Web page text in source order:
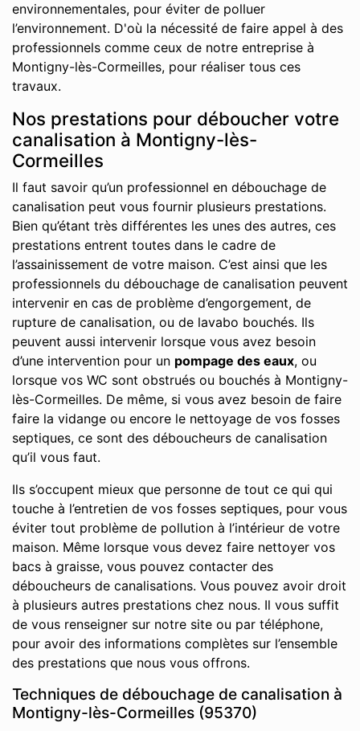
environnementales, pour éviter de polluer
l’environnement. D'où la nécessité de faire appel à des
professionnels comme ceux de notre entreprise à
Montigny-lès-Cormeilles, pour réaliser tous ces
travaux.
Nos prestations pour déboucher votre
canalisation à Montigny-lès-
Cormeilles
Il faut savoir qu’un professionnel en débouchage de
canalisation peut vous fournir plusieurs prestations.
Bien qu’étant très différentes les unes des autres, ces
prestations entrent toutes dans le cadre de
l’assainissement de votre maison. C’est ainsi que les
professionnels du débouchage de canalisation peuvent
intervenir en cas de problème d’engorgement, de
rupture de canalisation, ou de lavabo bouchés. Ils
peuvent aussi intervenir lorsque vous avez besoin
d’une intervention pour un pompage des eaux, ou
lorsque vos WC sont obstrués ou bouchés à Montigny-
lès-Cormeilles. De même, si vous avez besoin de faire
faire la vidange ou encore le nettoyage de vos fosses
septiques, ce sont des déboucheurs de canalisation
qu’il vous faut.
Ils s’occupent mieux que personne de tout ce qui qui
touche à l’entretien de vos fosses septiques, pour vous
éviter tout problème de pollution à l’intérieur de votre
maison. Même lorsque vous devez faire nettoyer vos
bacs à graisse, vous pouvez contacter des
déboucheurs de canalisations. Vous pouvez avoir droit
à plusieurs autres prestations chez nous. Il vous suffit
de vous renseigner sur notre site ou par téléphone,
pour avoir des informations complètes sur l’ensemble
des prestations que nous vous offrons.
Techniques de débouchage de canalisation à
Montigny-lès-Cormeilles (95370)